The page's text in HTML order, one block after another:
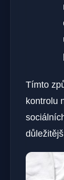
Tímto
kontrolu